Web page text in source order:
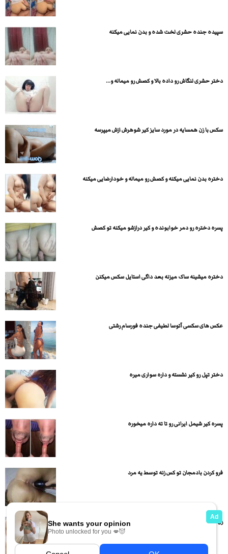
سپیده جنده حشری لخت شده و بدن نمایی میکنه
دختر حشری لنگاش رو داده بالا و کصش رو میماله و...
سکس با زن همسایه در مورد سایز کیر شوهرش ازش میپرسه
دختره بدن نمایی میکنه و کصش رو میماله و خودارضایی میکنه
پسره دختره رو دمر خوابونده و کیر درازشو میکنه تو کصش
دختره میشینه ساک میزنه بعد داگی استایل سکس میکنن
عکس های سکسی آتوسا لطیفی جنده فورسام رشتی
دختر تپل رو کیر نشسته و داره سواری میره
پسره کیر شیمل ایرانی رو تا ته داره میخوره
فرو کردن بادمجان تو کس زنه توسط یه مرد
زن مسن کم کم لخت میشه و بدن نمایی میکنه